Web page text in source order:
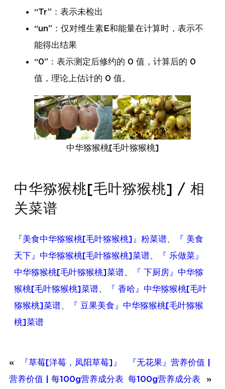
“Tr”：表示未检出
“un”：仅对维生素E和能量在计算时，表示不
能得出结果
“0”：表示测定后修约的 0 值，计算后的 0
值，理论上估计的 0 值。
中华猕猴桃[毛叶猕猴桃]
中华猕猴桃[毛叶猕猴桃] / 相
关菜谱
『美食中华猕猴桃[毛叶猕猴桃]』粉菜谱、
『 美食
天下』中华猕猴桃[毛叶猕猴桃]菜谱、
『 乐做菜』
中华猕猴桃[毛叶猕猴桃]菜谱、
『 下厨房』中华猕
猴桃[毛叶猕猴桃]菜谱、
『 香哈』中华猕猴桃[毛叶
猕猴桃]菜谱、
『 豆果美食』中华猕猴桃[毛叶猕猴
桃]菜谱
«
『草莓[洋莓，凤阳草莓]』
营养价值 | 每100g营养成分表
『无花果』营养价值 |
每100g营养成分表
»